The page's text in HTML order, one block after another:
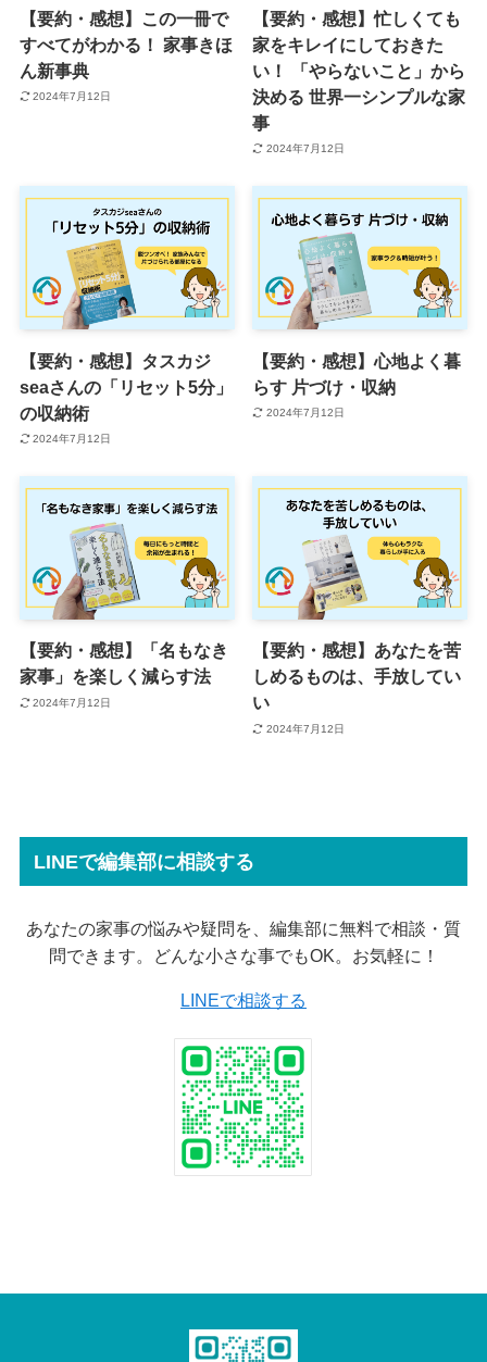
【要約・感想】この一冊で
すべてがわかる！ 家事きほ
ん新事典
2024年7月12日
【要約・感想】忙しくても
家をキレイにしておきた
い！ 「やらないこと」から
決める 世界一シンプルな家
事
2024年7月12日
【要約・感想】タスカジ
seaさんの「リセット5分」
の収納術
2024年7月12日
【要約・感想】心地よく暮
らす 片づけ・収納
2024年7月12日
【要約・感想】「名もなき
家事」を楽しく減らす法
2024年7月12日
【要約・感想】あなたを苦
しめるものは、手放してい
い
2024年7月12日
LINEで編集部に相談する
あなたの家事の悩みや疑問を、編集部に無料で相談・質
問できます。どんな小さな事でもOK。お気軽に！
LINEで相談する